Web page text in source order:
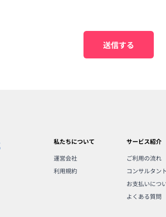
送信する
私たちについて
運営会社
利用規約
サービス紹介
ご利用の流れ
コンサルタン
お支払いにつ
よくある質問